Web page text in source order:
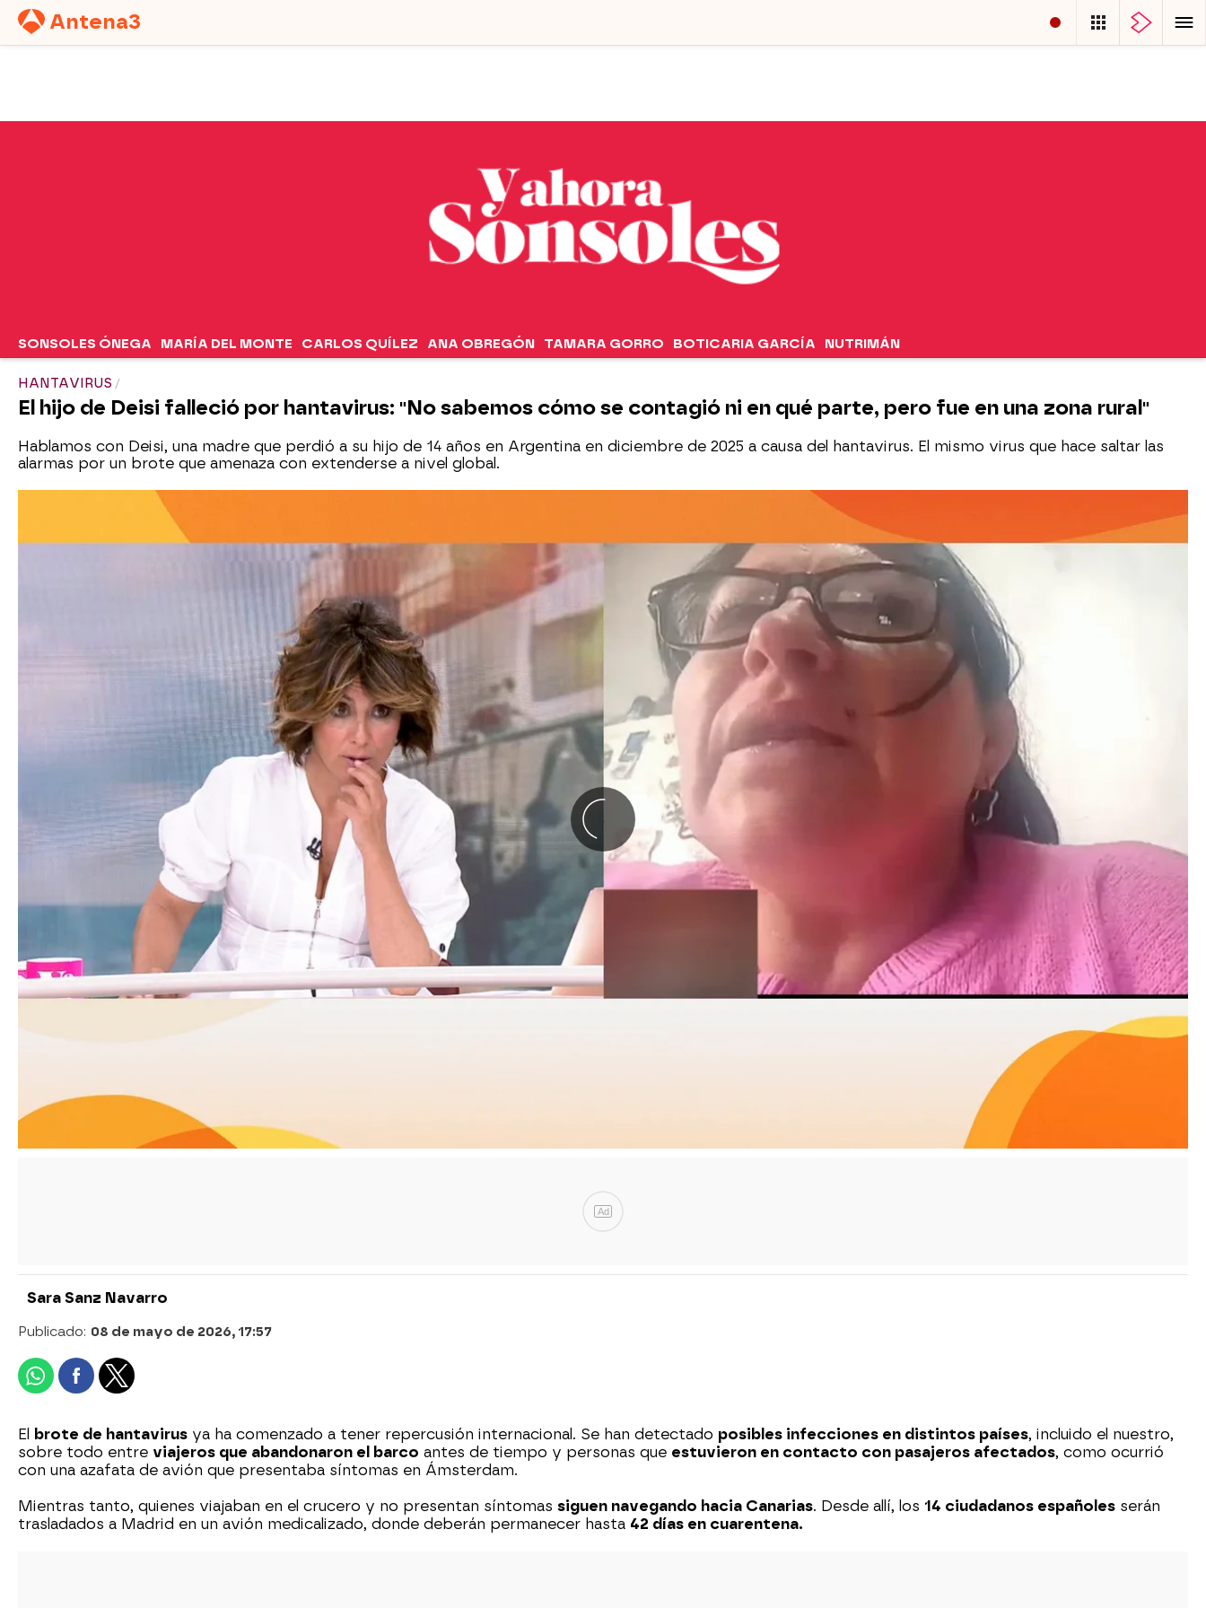
Antena3
SERIES PROGRAMAS
SONSOLES ÓNEGA MARÍA DEL MONTE CARLOS QUÍLEZ ANA OBREGÓN TAMARA GORRO BOTICARIA GARCÍA NUTRIMÁN
HANTAVIRUS
El hijo de Deisi falleció por hantavirus: "No sabemos cómo se contagió ni en qué parte, pero fue en una zona rural"
Hablamos con Deisi, una madre que perdió a su hijo de 14 años en Argentina en diciembre de 2025 a causa del hantavirus. El mismo virus que hace saltar las
alarmas por un brote que amenaza con extenderse a nivel global.
Ad
Sara Sanz Navarro
Publicado: 08 de mayo de 2026, 17:57
El brote de hantavirus ya ha comenzado a tener repercusión internacional. Se han detectado posibles infecciones en distintos países, incluido el nuestro,
sobre todo entre viajeros que abandonaron el barco antes de tiempo y personas que estuvieron en contacto con pasajeros afectados, como ocurrió
con una azafata de avión que presentaba síntomas en Ámsterdam.
Mientras tanto, quienes viajaban en el crucero y no presentan síntomas siguen navegando hacia Canarias. Desde allí, los 14 ciudadanos españoles serán
trasladados a Madrid en un avión medicalizado, donde deberán permanecer hasta 42 días en cuarentena.